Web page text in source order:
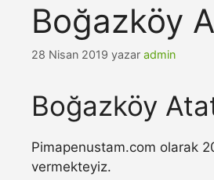
Boğazköy
28 Nisan 2019 yazar admin
Boğazköy
Pimapenustam.com olarak
vermekteyiz.